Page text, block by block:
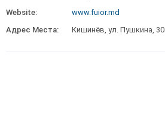
Website:
www.fuior.md
Адрес Места:
Кишинёв, ул. Пушкина, 30